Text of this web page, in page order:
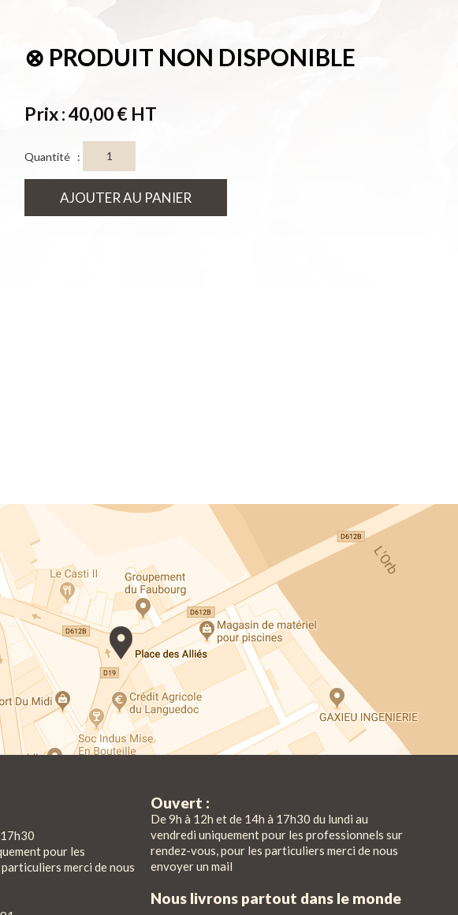
⊗ PRODUIT NON DISPONIBLE
Prix : 40,00 € HT
Quantité :
AJOUTER AU PANIER
pour les
merci de nous
Ouvert :
De 9h à 12h et de 14h à 17h30 du lundi au
vendredi uniquement pour les professionnels sur
rendez-vous, pour les particuliers merci de nous
envoyer un mail
Nous livrons partout dans le monde